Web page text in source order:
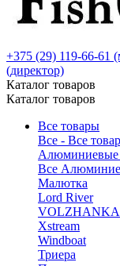
+375 (29) 119-66-61
(директор)
Каталог товаров
Каталог товаров
Все товары
Все - Все
Алюминиевые
Все
Малютка
Lord River
VOLZHANKA
Xstream
Windboat
Триера